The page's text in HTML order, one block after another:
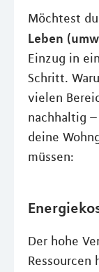
Möchtest
Leben
Einzug in
Schritt.
vielen
nachhaltig
deine
müssen:
Der hohe